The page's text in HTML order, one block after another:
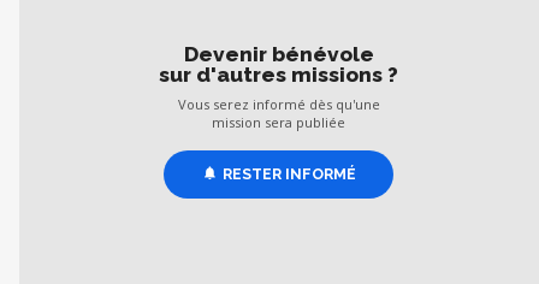
Devenir bénévole
sur d'autres missions ?
Vous serez informé dès qu'une
mission sera publiée
RESTER INFORMÉ